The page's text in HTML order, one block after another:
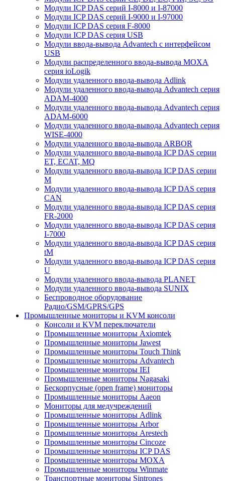
Модули ICP DAS серий I-8000 и I-87000
Модули ICP DAS серий I-9000 и I-97000
Модули ICP DAS серия F-8000
Модули ICP DAS серия USB
Модули ввода-вывода Advantech с интерфейсом
USB
Модули распределенного ввода-вывода MOXA
серия ioLogik
Модули удаленного ввода-вывода Adlink
Модули удаленного ввода-вывода Advantech серия
ADAM-4000
Модули удаленного ввода-вывода Advantech серия
ADAM-6000
Модули удаленного ввода-вывода Advantech серия
WISE-4000
Модули удаленного ввода-вывода ARBOR
Модули удаленного ввода-вывода ICP DAS серии
ET, ECAT, MQ
Модули удаленного ввода-вывода ICP DAS серии
M
Модули удаленного ввода-вывода ICP DAS серия
CAN
Модули удаленного ввода-вывода ICP DAS серия
FR-2000
Модули удаленного ввода-вывода ICP DAS серия
I-7000
Модули удаленного ввода-вывода ICP DAS серия
tM
Модули удаленного ввода-вывода ICP DAS серия
U
Модули удаленного ввода-вывода PLANET
Модули удаленного ввода-вывода SUNIX
Беспроводное оборудование
Радио/GSM/GPRS/GPS
Промышленные мониторы и KVM консоли
Консоли и KVM переключатели
Промышленные мониторы Axiomtek
Промышленные мониторы Jawest
Промышленные мониторы Touch Think
Промышленные мониторы Advantech
Промышленные мониторы IEI
Промышленные мониторы Nagasaki
Бескорпусные (open frame) мониторы
Промышленные мониторы Aaeon
Мониторы для медучреждений
Промышленные мониторы Adlink
Промышленные мониторы Arbor
Промышленные мониторы Arestech
Промышленные мониторы Cincoze
Промышленные мониторы ICP DAS
Промышленные мониторы MOXA
Промышленные мониторы Winmate
Транспортные мониторы Sintrones